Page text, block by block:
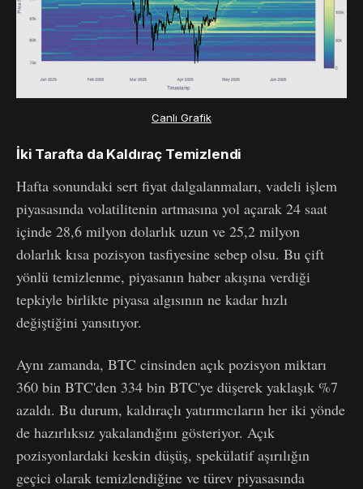
Canlı Grafik
İki Tarafta da Kaldıraç Temizlendi
Hafta sonundaki sert fiyat dalgalanmaları, vadeli işlem
piyasasında volatilitenin artmasına yol açarak 24 saat
içinde 28,6 milyon dolarlık uzun ve 25,2 milyon
dolarlık kısa pozisyon tasfiyesine sebep olsu. Bu çift
yönlü temizlenme, piyasanın haber akışına verdiği
tepkiyle birlikte piyasa algısının ne kadar hızlı
değiştiğini yansıtıyor.
Aynı zamanda, BTC cinsinden açık pozisyon miktarı
360 bin BTC'den 334 bin BTC'ye düşerek yaklaşık %7
azaldı. Bu durum, kaldıraçlı yatırımcıların her iki yönde
de hazırlıksız yakalandığını gösteriyor. Açık
pozisyonlardaki keskin düşüş, spekülatif aşırılığın
geçici olarak temizlendiğine ve türev piyasasında